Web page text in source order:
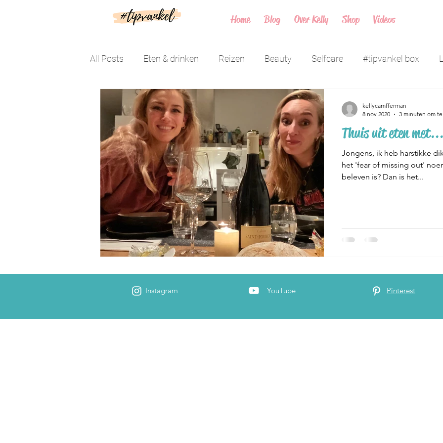
Home Blog Over Kelly Shop Videos
All Posts Eten & drinken Reizen Beauty Selfcare #tipvankel box
Leuke dingen doen Droomplekken
Thuis uit eten
Jongens, ik heb harstikke
het 'fear of missing out'
beleven is? Dan is het...
kellycamfferman
8 nov 2020
3 minuten om
Instagram YouTube Pinterest